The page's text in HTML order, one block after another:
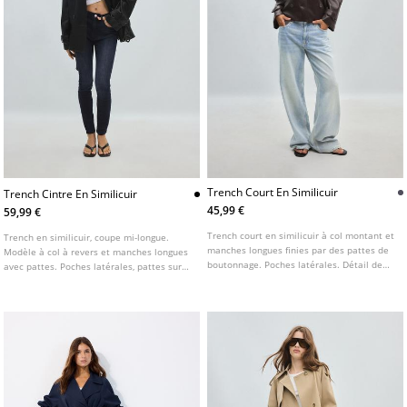
Trench Cintre En Similicuir
59,99 €
Trench en similicuir, coupe mi-longue.
Modèle à col à revers et manches longues
avec pattes. Poches latérales, pattes sur
Trench Court En Similicuir
45,99 €
Trench court en similicuir à col montant et
manches longues finies par des pattes de
boutonnage. Poches latérales. Détail de